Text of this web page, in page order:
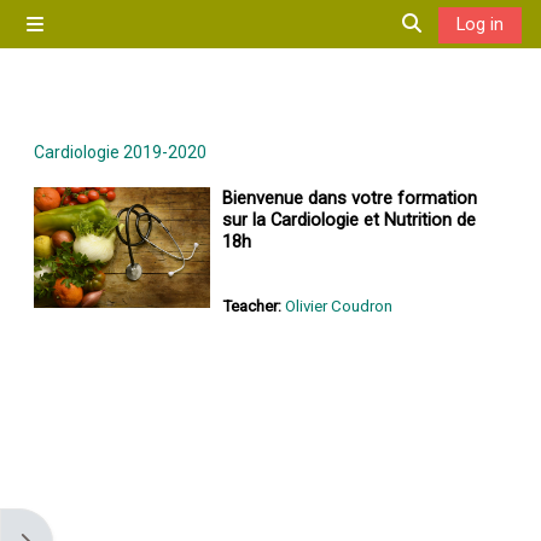
Toggle search
Log in
Cardiologie 2019-2020
Bienvenue dans votre formation
sur la Cardiologie et Nutrition de
18h
Teacher:Olivier Coudron